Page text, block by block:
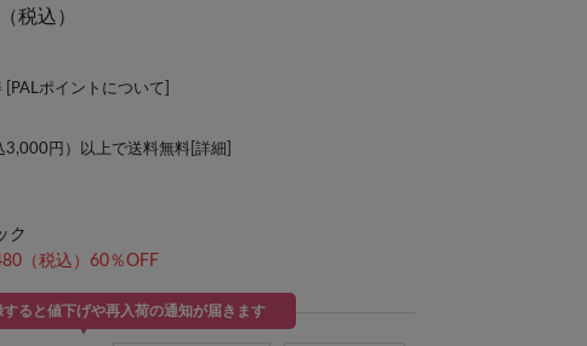
（税込）
PALポイントについて
円）以上で送料無料[ 詳細
ク
（税込）60％OFF
すると値下げや再入荷の通知が届きます